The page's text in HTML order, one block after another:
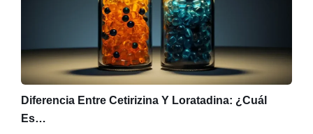
Diferencia Entre Cetirizina Y Loratadina: ¿Cuál
Es…